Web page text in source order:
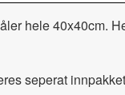
hele 40x40cm.
seperat